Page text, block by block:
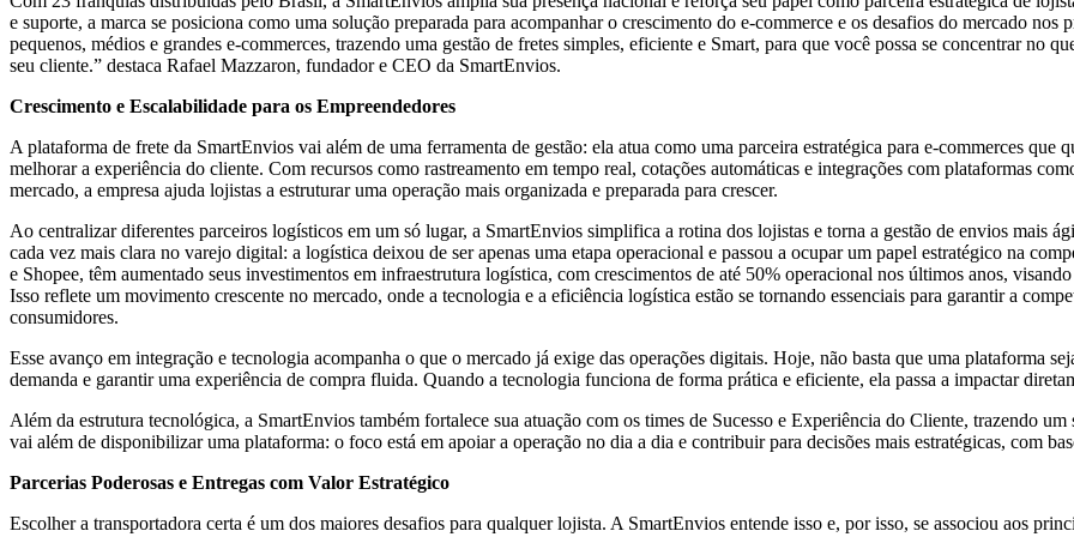
e suporte, a marca se posiciona como uma solução preparada para acompanhar o crescimento do e-commerce e os desafios do mercado
pequenos, médios e grandes e-commerces, trazendo uma gestão de fretes simples, eficiente e Smart, para que você possa se concentrar no
seu cliente.” destaca Rafael Mazzaron, fundador e CEO da SmartEnvios.
Crescimento e Escalabilidade para os Empreendedores
A plataforma de frete da SmartEnvios vai além de uma ferramenta de gestão: ela atua como uma parceira estratégica para e-commerces
melhorar a experiência do cliente. Com recursos como rastreamento em tempo real, cotações automáticas e integrações com plataformas
mercado, a empresa ajuda lojistas a estruturar uma operação mais organizada e preparada para crescer.
Ao centralizar diferentes parceiros logísticos em um só lugar, a SmartEnvios simplifica a rotina dos lojistas e torna a gestão de envios mais
cada vez mais clara no varejo digital: a logística deixou de ser apenas uma etapa operacional e passou a ocupar um papel estratégico na
e Shopee, têm aumentado seus investimentos em infraestrutura logística, com crescimentos de até 50% operacional nos últimos anos,
Isso reflete um movimento crescente no mercado, onde a tecnologia e a eficiência logística estão se tornando essenciais para garantir a
consumidores.
Esse avanço em integração e tecnologia acompanha o que o mercado já exige das operações digitais. Hoje, não basta que uma plataforma
demanda e garantir uma experiência de compra fluida. Quando a tecnologia funciona de forma prática e eficiente, ela passa a impactar
Além da estrutura tecnológica, a SmartEnvios também fortalece sua atuação com os times de Sucesso e Experiência do Cliente, trazendo
vai além de disponibilizar uma plataforma: o foco está em apoiar a operação no dia a dia e contribuir para decisões mais estratégicas, com
Parcerias Poderosas e Entregas com Valor Estratégico
Escolher a transportadora certa é um dos maiores desafios para qualquer lojista. A SmartEnvios entende isso e, por isso, se associou aos